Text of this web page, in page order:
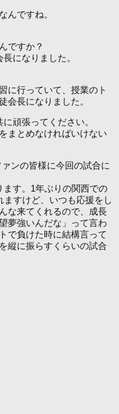
ですね。
ですか？
になりました。
に行っていて、授業のト
会長になりました。
頑張ってください。
まとめなければいけない
ンの皆様に今回の試合に
す。1年ぶりの関西での
すけど、いつも応援をし
な来てくれるので、成長
夢強いんだな」って言わ
で負けた時に結構言って
縦に振らすくらいの試合